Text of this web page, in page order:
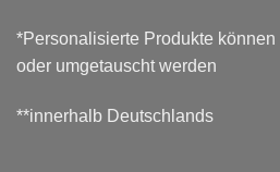
*Personalisierte Produkte
oder umgetauscht werden
**innerhalb Deutschlands